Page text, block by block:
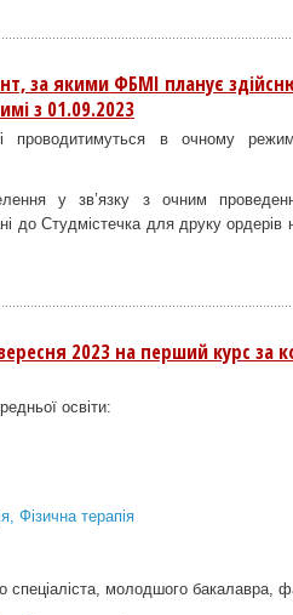
за якими ФБМІ планує
з 01.09.2023
проводитимуться в очному
у зв’язку з очним
до Студмістечка для друку
2023 на перший курс за
освіти:
Фізична терапія
спеціаліста, молодшого бакалавра,